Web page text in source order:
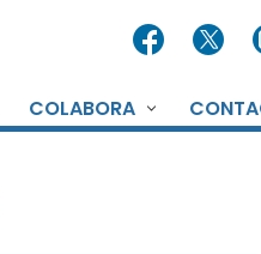
COLABORA